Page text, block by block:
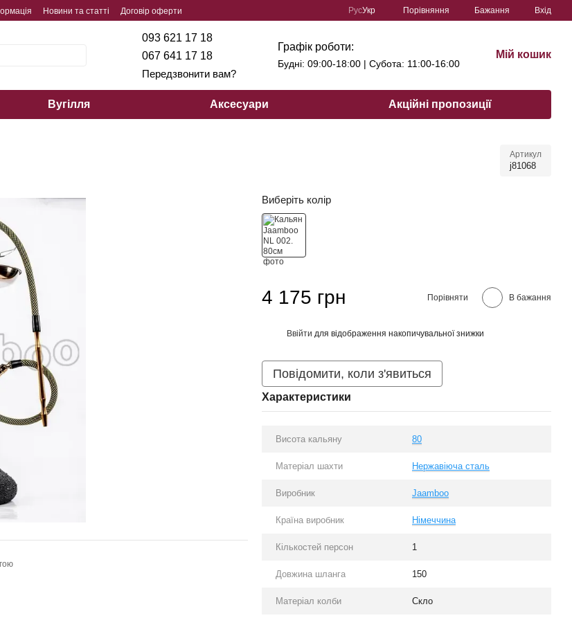
Новини та статті
Договір оферти
РусУкр Порівняння Бажання Вхід
093 621 17 18
067 641 17 18
Передзвонити вам?
Графік роботи:
Будні: 09:00-18:00 | Субота: 11:00-16:00
Мій кошик
Вугілля Аксесуари Акційні пропозиції
Артикул
j81068
Виберіть колір
4 175 грн Порівняти В бажання
Ввійти для відображення накопичувальної знижки
Повідомити, коли з'явиться
Характеристики
Висота кальяну 80
Матеріал шахти Нержавіюча сталь
Виробник Jaamboo
Країна виробник Німеччина
Кількостей персон 1
Довжина шланга 150
Матеріал колби Скло